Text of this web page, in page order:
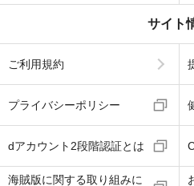
サイト
ご利用規約
プライバシーポリシー
dアカウント2段階認証とは
海賊版に関する取り組みに